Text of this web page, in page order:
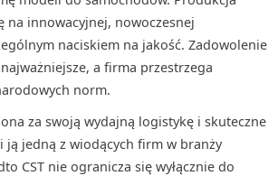
na innowacyjnej, nowoczesnej
naciskiem na jakość. Zadowolenie
a firma przestrzega
norm.
za swoją wydajną logistykę i skuteczne
ją jedną z wiodących firm w branży
CST nie ogranicza się wyłącznie do